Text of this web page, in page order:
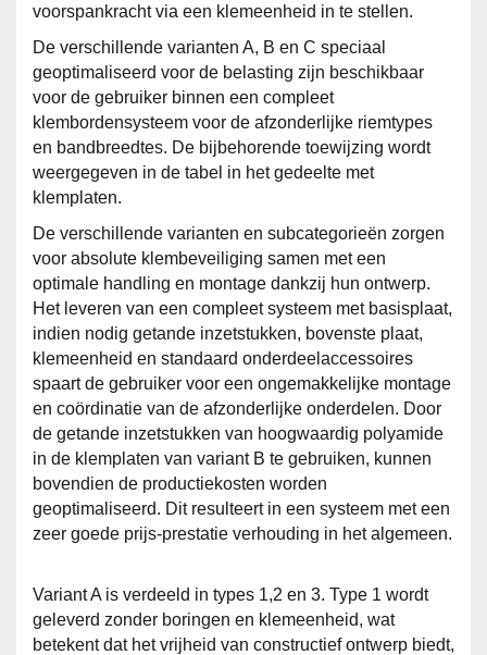
voorspankracht via een klemeenheid in te stellen.
De verschillende varianten A, B en C speciaal
geoptimaliseerd voor de belasting zijn beschikbaar
voor de gebruiker binnen een compleet
klembordensysteem voor de afzonderlijke riemtypes
en bandbreedtes. De bijbehorende toewijzing wordt
weergegeven in de tabel in het gedeelte met
klemplaten.
De verschillende varianten en subcategorieën zorgen
voor absolute klembeveiliging samen met een
optimale handling en montage dankzij hun ontwerp.
Het leveren van een compleet systeem met basisplaat,
indien nodig getande inzetstukken, bovenste plaat,
klemeenheid en standaard onderdeelaccessoires
spaart de gebruiker voor een ongemakkelijke montage
en coördinatie van de afzonderlijke onderdelen. Door
de getande inzetstukken van hoogwaardig polyamide
in de klemplaten van variant B te gebruiken, kunnen
bovendien de productiekosten worden
geoptimaliseerd. Dit resulteert in een systeem met een
zeer goede prijs-prestatie verhouding in het algemeen.
Variant A is verdeeld in types 1,2 en 3. Type 1 wordt
geleverd zonder boringen en klemeenheid, wat
betekent dat het vrijheid van constructief ontwerp biedt,